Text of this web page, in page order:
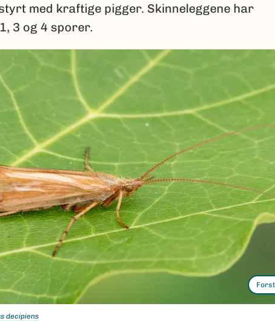
med kraftige pigger. Skinneleggene har
3 og 4 sporer.
decipiens